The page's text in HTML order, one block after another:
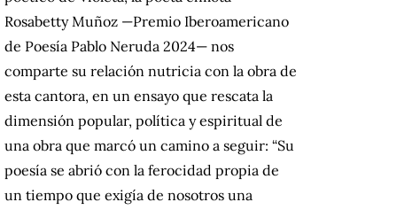
Rosabetty Muñoz —Premio Iberoamericano
de Poesía Pablo Neruda 2024— nos
comparte su relación nutricia con la obra de
esta cantora, en un ensayo que rescata la
dimensión popular, política y espiritual de
una obra que marcó un camino a seguir: “Su
poesía se abrió con la ferocidad propia de
un tiempo que exigía de nosotros una